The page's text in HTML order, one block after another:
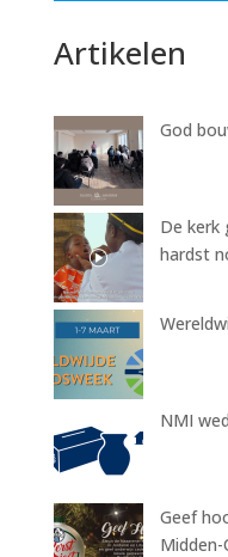
Artikelen
God
De kerk
hardst
NMI
Geef